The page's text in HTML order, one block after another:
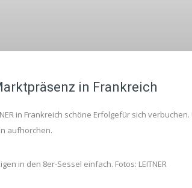
in Frankreich
in Frankreich schöne Erfolgefür sich
aufhorchen.
in den 8er-Sessel einfach. Fotos: LEITNER